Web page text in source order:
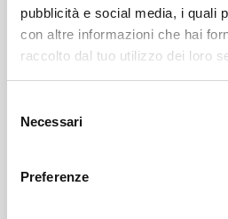
pubblicità e social media, i quali
con altre informazioni che hai
raccolto dal tuo utilizzo dei loro
delNecessari
Preferenze
Castello Dell'acqua